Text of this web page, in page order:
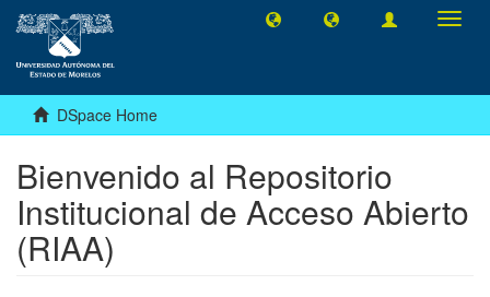
DSpace Home
Bienvenido al Repositorio
Institucional de Acceso Abierto
(RIAA)